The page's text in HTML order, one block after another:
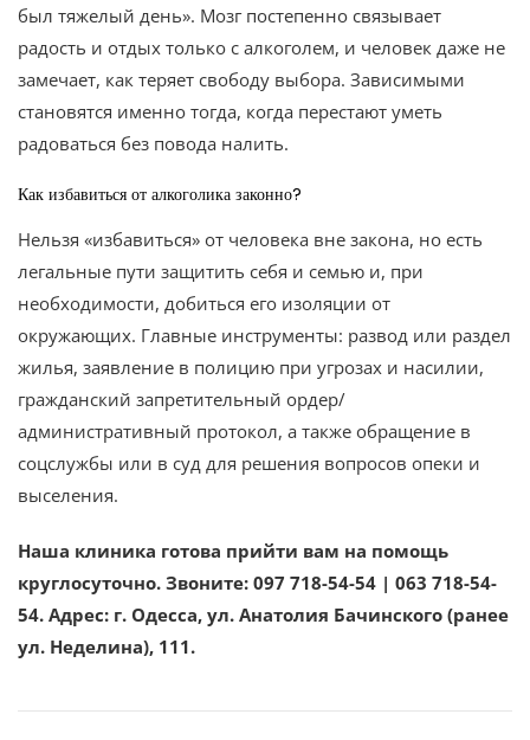
был тяжелый день». Мозг постепенно связывает
радость и отдых только с алкоголем, и человек даже не
замечает, как теряет свободу выбора. Зависимыми
становятся именно тогда, когда перестают уметь
радоваться без повода налить.
Как избавиться от алкоголика законно?
Нельзя «избавиться» от человека вне закона, но есть
легальные пути защитить себя и семью и, при
необходимости, добиться его изоляции от
окружающих. Главные инструменты: развод или раздел
жилья, заявление в полицию при угрозах и насилии,
гражданский запретительный ордер/
административный протокол, а также обращение в
соцслужбы или в суд для решения вопросов опеки и
выселения.
Наша клиника готова прийти вам на помощь
круглосуточно. Звоните: 097 718-54-54 | 063 718-54-
54. Адрес: г. Одесса, ул. Анатолия Бачинского (ранее
ул. Неделина), 111.